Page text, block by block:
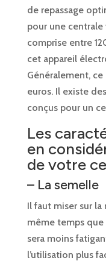
de repassage
pour une centrale
comprise entre
cet appareil
Généralement,
euros. Il existe
conçus pour un
Les
en
de votre
– La semelle
Il faut miser sur la
même temps
sera moins
l’utilisation plus